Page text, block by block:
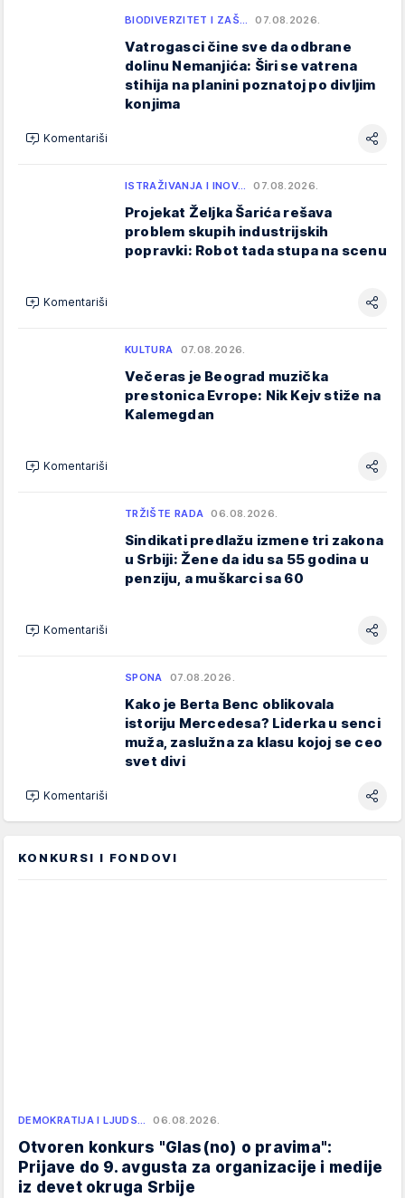
BIODIVERZITET I ZAŠ… 07.08.2026.
Vatrogasci čine sve da odbrane
dolinu Nemanjića: Širi se vatrena
stihija na planini poznatoj po divljim
konjima
Komentariši
ISTRAŽIVANJA I INOV… 07.08.2026.
Projekat Željka Šarića rešava
problem skupih industrijskih
popravki: Robot tada stupa na scenu
Komentariši
KULTURA 07.08.2026.
Večeras je Beograd muzička
prestonica Evrope: Nik Kejv stiže na
Kalemegdan
Komentariši
TRŽIŠTE RADA 06.08.2026.
Sindikati predlažu izmene tri zakona
u Srbiji: Žene da idu sa 55 godina u
penziju, a muškarci sa 60
Komentariši
SPONA 07.08.2026.
Kako je Berta Benc oblikovala
istoriju Mercedesa? Liderka u senci
muža, zaslužna za klasu kojoj se ceo
svet divi
Komentariši
KONKURSI I FONDOVI
DEMOKRATIJA I LJUDS… 06.08.2026.
Otvoren konkurs "Glas(no) o pravima":
Prijave do 9. avgusta za organizacije i medije
iz devet okruga Srbije